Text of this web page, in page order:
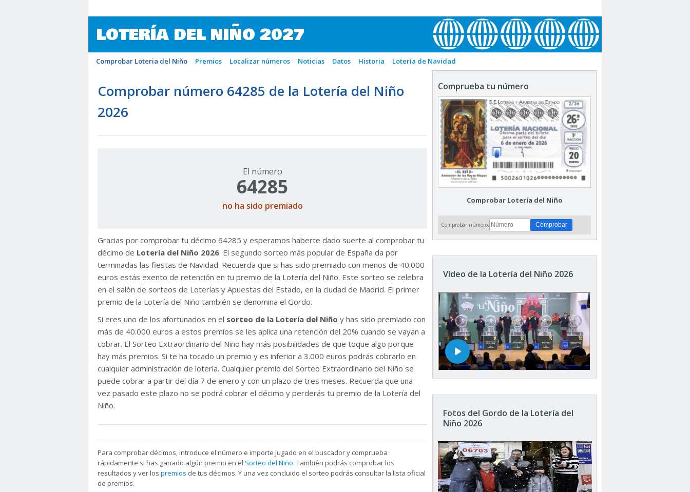
LOTERÍA DEL NIÑO 2027
Comprobar Loteria del Niño Premios Localizar números Noticias Datos Historia Lotería de Navidad
Comprobar número 64285 de la Lotería del Niño
2026
El número
64285
no ha sido premiado
Gracias por comprobar tu décimo 64285 y esperamos haberte dado suerte al comprobar tu
décimo de Lotería del Niño 2026. El segundo sorteo más popular de España da por
terminadas las fiestas de Navidad. Recuerda que si has sido premiado con menos de 40.000
euros estás exento de retención en tu premio de la Lotería del Niño. Este sorteo se celebra
en el salón de sorteos de Loterías y Apuestas del Estado, en la ciudad de Madrid. El primer
premio de la Lotería del Niño también se denomina el Gordo.
Si eres uno de los afortunados en el sorteo de la Lotería del Niño y has sido premiado con
más de 40.000 euros a estos premios se les aplica una retención del 20% cuando se vayan a
cobrar. El Sorteo Extraordinario del Niño hay más posibilidades de que toque algo porque
hay más premios. Si te ha tocado un premio y es inferior a 3.000 euros podrás cobrarlo en
cualquier administración de lotería. Cualquier premio del Sorteo Extraordinario del Niño se
puede cobrar a partir del día 7 de enero y con un plazo de tres meses. Recuerda que una
vez pasado este plazo no se podrá cobrar el décimo y perderás tu premio de la Lotería del
Niño.
Para comprobar décimos, introduce el número e importe jugado en el buscador y comprueba
rápidamente si has ganado algún premio en el Sorteo del Niño. También podrás comprobar los
resultados y ver los premios de tus décimos. Y una vez concluido el sorteo podrás consultar la lista oficial
de premios.
Comprueba tu número
Comprobar Lotería del Niño
Comprobar número:
Vídeo de la Lotería del Niño 2026
Fotos del Gordo de la Lotería del
Niño 2026